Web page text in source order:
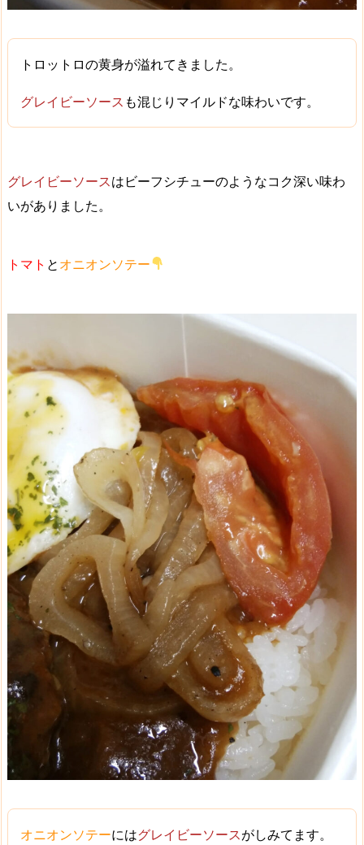
トロットロの黄身が溢れてきました。
グレイビーソース も混じりマイルドな味わいです。
グレイビーソースはビーフシチューのようなコク深い味わ
いがありました。
トマト とオニオンソテー
オニオンソテーにはグレイビーソースがしみてます。